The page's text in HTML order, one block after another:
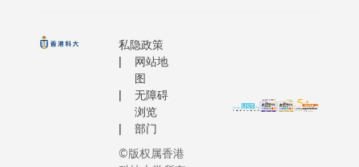
私隐政策
网站地
图
无障碍
浏览
部门
©版权属香港